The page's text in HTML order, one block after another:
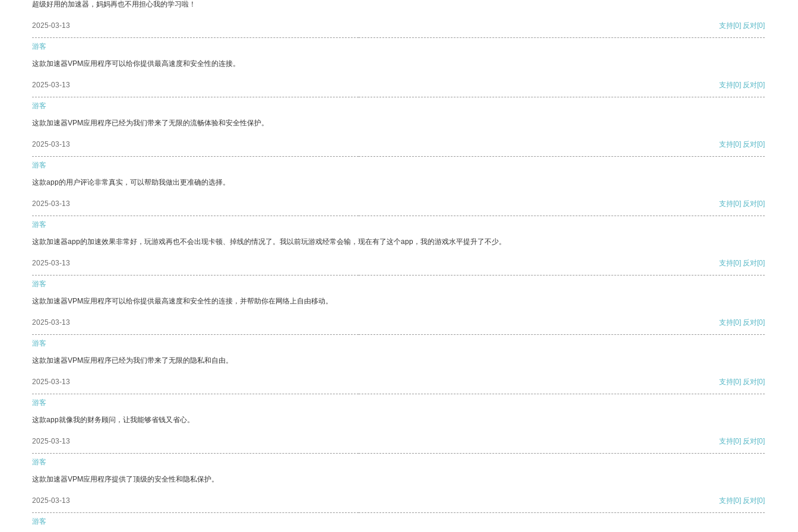
超级好用的加速器，妈妈再也不用担心我的学习啦！
2025-03-13 支持[0] 反对[0]
游客
这款加速器VPM应用程序可以给你提供最高速度和安全性的连接。
2025-03-13 支持[0] 反对[0]
游客
这款加速器VPM应用程序已经为我们带来了无限的流畅体验和安全性保护。
2025-03-13 支持[0] 反对[0]
游客
这款app的用户评论非常真实，可以帮助我做出更准确的选择。
2025-03-13 支持[0] 反对[0]
游客
这款加速器app的加速效果非常好，玩游戏再也不会出现卡顿、掉线的情况了。我以前玩游戏经常会输，现在有了这个app，我的游戏水平提升了不少。
2025-03-13 支持[0] 反对[0]
游客
这款加速器VPM应用程序可以给你提供最高速度和安全性的连接，并帮助你在网络上自由移动。
2025-03-13 支持[0] 反对[0]
游客
这款加速器VPM应用程序已经为我们带来了无限的隐私和自由。
2025-03-13 支持[0] 反对[0]
游客
这款app就像我的财务顾问，让我能够省钱又省心。
2025-03-13 支持[0] 反对[0]
游客
这款加速器VPM应用程序提供了顶级的安全性和隐私保护。
2025-03-13 支持[0] 反对[0]
游客